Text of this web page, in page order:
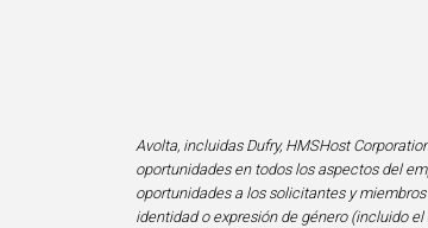
Avolta, incluidas Dufry, HMSHost
oportunidades en todos los aspectos del
oportunidades a los solicitantes y
identidad o expresión de género (incluido